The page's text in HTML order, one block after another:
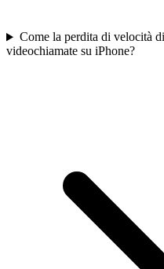
Come la perdita di velocità
videochiamate su iPhone?